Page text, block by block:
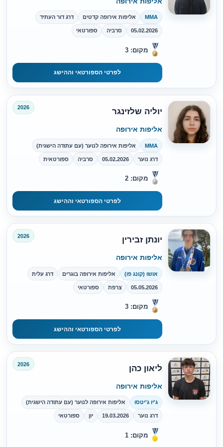
MMA אליפות אירופה קדטים דרג דור העתיד
05.02.2026 סרביה ספורטאי
מקום: 3
לפרטי הספורטאי וההישג
יוליה שלזינגר 2026
אליפות אירופה
MMA אליפות אירופה לנוער (עם עתודה הישגית)
דרג נוער 05.02.2026 סרביה ספורטאית
מקום: 2
לפרטי הספורטאי וההישג
יונתן זבירין 2026
אליפות אירופה
אושו (קונג פו) אליפות אירופה בוגרים דרג עלית
05.05.2026 צרפת ספורטאי
מקום: 3
לפרטי הספורטאי וההישג
ליאון כהן 2026
אליפות אירופה
ג'יו ג'יטסו אליפות אירופה לנוער (עם עתודה הישגית)
דרג נוער 19.03.2026 יון ספורטאי
מקום: 1